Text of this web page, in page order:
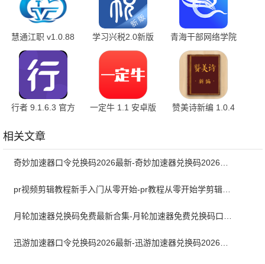
慧通江职 v1.0.88
最新版
学习兴税2.0新版
2.0.3 官方版
青海干部网络学院
3.4.6 官方版
行者 9.1.6.3 官方
一定牛 1.1 安卓版
赞美诗新编 1.0.4
相关文章
pr视频剪辑教程新手入门从零开始-pr教程从零开始学剪辑全集免费